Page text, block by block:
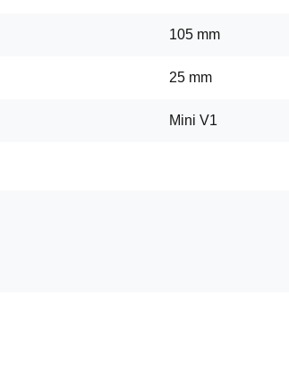
105 mm
25 mm
Mini V1